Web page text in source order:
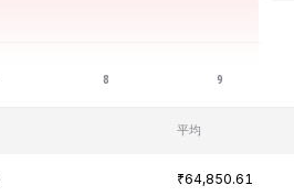
平均
₹64,850.61